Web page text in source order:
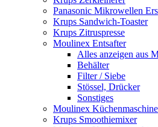
Panasonic Mikrowellen
Krups Sandwich-Toaster
Krups Zitruspresse
Moulinex Entsafter
Alles anzeigen aus
Behälter
Filter / Siebe
Stössel, Drücker
Sonstiges
Moulinex
Krups Smoothiemixer